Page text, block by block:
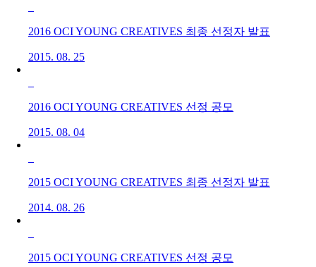
2016 OCI YOUNG CREATIVES 최종 선정자 발표
2015. 08. 25
2016 OCI YOUNG CREATIVES 선정 공모
2015. 08. 04
2015 OCI YOUNG CREATIVES 최종 선정자 발표
2014. 08. 26
2015 OCI YOUNG CREATIVES 선정 공모